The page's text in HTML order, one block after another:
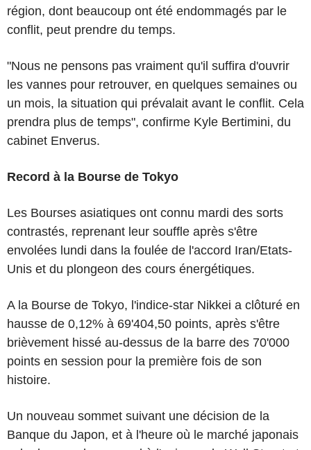
région, dont beaucoup ont été endommagés par le
conflit, peut prendre du temps.
"Nous ne pensons pas vraiment qu'il suffira d'ouvrir
les vannes pour retrouver, en quelques semaines ou
un mois, la situation qui prévalait avant le conflit. Cela
prendra plus de temps", confirme Kyle Bertimini, du
cabinet Enverus.
Record à la Bourse de Tokyo
Les Bourses asiatiques ont connu mardi des sorts
contrastés, reprenant leur souffle après s'être
envolées lundi dans la foulée de l'accord Iran/Etats-
Unis et du plongeon des cours énergétiques.
A la Bourse de Tokyo, l'indice-star Nikkei a clôturé en
hausse de 0,12% à 69'404,50 points, après s'être
brièvement hissé au-dessus de la barre des 70'000
points en session pour la première fois de son
histoire.
Un nouveau sommet suivant une décision de la
Banque du Japon, et à l'heure où le marché japonais